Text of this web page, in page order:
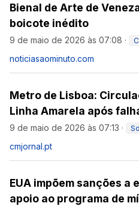
Bienal de Arte de
boicote inédito
9 de maio de 2026 às 07:08 ·
noticiasaominuto.com
Metro de Lisboa:
Linha Amarela após
9 de maio de 2026 às 07:13 ·
cmjornal.pt
EUA impõem sanções a
apoio ao programa de